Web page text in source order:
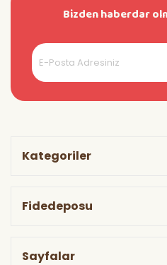
Bizden haberdar
Kategoriler
Fidedeposu
Sayfalar